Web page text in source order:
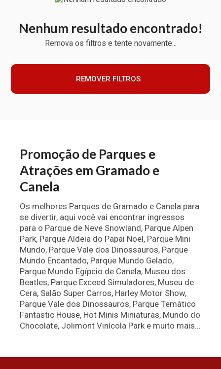
Nenhum resultado encontrado!
Remova os filtros e tente novamente...
REMOVER FILTROS
Promoção de Parques e
Atrações em Gramado e
Canela
Os melhores Parques de Gramado e Canela para
se divertir, aqui você vai encontrar ingressos
para o Parque de Neve Snowland, Parque Alpen
Park, Parque Aldeia do Papai Noel, Parque Mini
Mundo, Parque Vale dos Dinossauros, Parque
Mundo Encantado, Parque Mundo Gelado,
Parque Mundo Egípcio de Canela, Museu dos
Beatles, Parque Exceed Simuladores, Museu de
Cera, Salão Super Carros, Harley Motor Show,
Parque Vale dos Dinossauros, Parque Temático
Fantastic House, Hot Minis Miniaturas, Mundo do
Chocolate, Jolimont Vinícola Park e muito mais...